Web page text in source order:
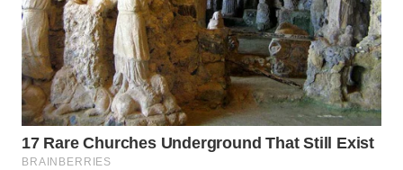
CIANJUR
WN
KEPULAUAN
SERIBU
WN
TANGERANG